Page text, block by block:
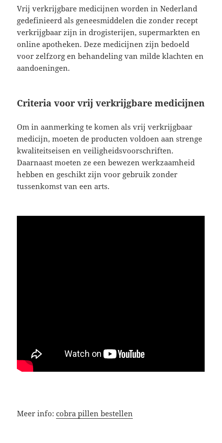
Vrij verkrijgbare medicijnen worden in Nederland
gedefinieerd als geneesmiddelen die zonder recept
verkrijgbaar zijn in drogisterijen, supermarkten en
online apotheken. Deze medicijnen zijn bedoeld
voor zelfzorg en behandeling van milde klachten en
aandoeningen.
Criteria voor vrij verkrijgbare medicijnen
Om in aanmerking te komen als vrij verkrijgbaar
medicijn, moeten de producten voldoen aan strenge
kwaliteitseisen en veiligheidsvoorschriften.
Daarnaast moeten ze een bewezen werkzaamheid
hebben en geschikt zijn voor gebruik zonder
tussenkomst van een arts.
Meer info:cobra pillen bestellen